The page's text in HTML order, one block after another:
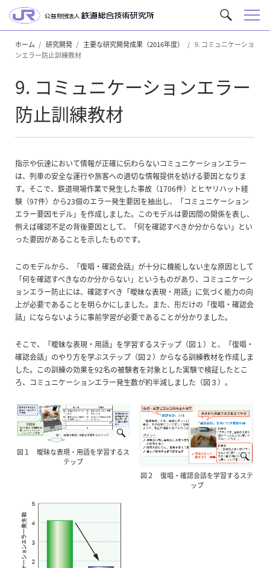
サ
イ
ト
検
メ
ホーム 研究開発 主要な研究開発成果（2016年度）
9. コミュニケーショ
ンエラー防止訓練教材
9. コミュニケーションエラー
防止訓練教材
指示や伝達において情報が正確に伝わらないコミュニケーションエラー
は、列車の安全な運行や旅客への適切な情報提供を妨げる要因となりま
す。そこで、鉄道現場作業で発生した事故（1706件）とヒヤリハット経
験（97件）から23個のエラー発生要因を抽出し、「コミュニケーション
エラー要因モデル」を作成しました。このモデルは要因間の関係を表し、
例えば確認不足の背後要因として、「何を確認すべきか分からない」とい
った要因があることを示したものです。
このモデルから、「復唱・確認会話」が十分に機能しない主な原因として
「何を確認すべきなのか分からない」というものがあり、コミュニケーシ
ョンエラー防止には、確認すべき「曖昧な表現・用語」に気づく能力の向
上が必要であることを明らかにしました。また、形だけの「復唱・確認会
話」にならないように事前学習が必要であることが分かりました。
そこで、「曖昧な表現・用語」を学習するステップ（図１）と、「復唱・
確認会話」のやり方を学ぶステップ（図２）からなる訓練教材を作成しま
した。この訓練の効果を92名の被験者を対象とした実験で検証したとこ
ろ、コミュニケーションエラー発生数が約半減しました（図３）。
図１ 曖昧な表現・用語を学習するス
テップ
図２ 復唱・確認会話を学習するステ
ップ